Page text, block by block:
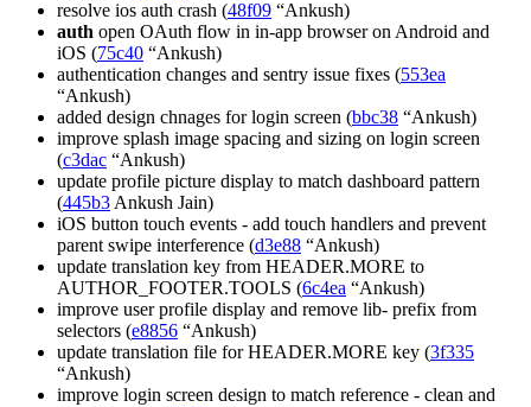
resolve ios auth crash (48f09 “Ankush)
auth open OAuth flow in in-app browser on Android and
iOS (75c40 “Ankush)
authentication changes and sentry issue fixes (553ea
“Ankush)
added design chnages for login screen (bbc38 “Ankush)
improve splash image spacing and sizing on login screen
(c3dac “Ankush)
update profile picture display to match dashboard pattern
(445b3 Ankush Jain)
iOS button touch events - add touch handlers and prevent
parent swipe interference (d3e88 “Ankush)
update translation key from HEADER.MORE to
AUTHOR_FOOTER.TOOLS (6c4ea “Ankush)
improve user profile display and remove lib- prefix from
selectors (e8856 “Ankush)
update translation file for HEADER.MORE key (3f335
“Ankush)
improve login screen design to match reference - clean and